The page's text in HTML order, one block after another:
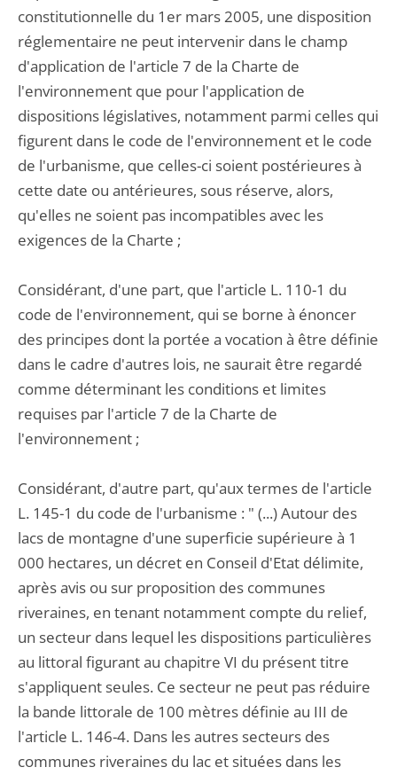
constitutionnelle du 1er mars 2005, une disposition
réglementaire ne peut intervenir dans le champ
d'application de l'article 7 de la Charte de
l'environnement que pour l'application de
dispositions législatives, notamment parmi celles qui
figurent dans le code de l'environnement et le code
de l'urbanisme, que celles-ci soient postérieures à
cette date ou antérieures, sous réserve, alors,
qu'elles ne soient pas incompatibles avec les
exigences de la Charte ;
Considérant, d'une part, que l'article L. 110-1 du
code de l'environnement, qui se borne à énoncer
des principes dont la portée a vocation à être définie
dans le cadre d'autres lois, ne saurait être regardé
comme déterminant les conditions et limites
requises par l'article 7 de la Charte de
l'environnement ;
Considérant, d'autre part, qu'aux termes de l'article
L. 145-1 du code de l'urbanisme : " (...) Autour des
lacs de montagne d'une superficie supérieure à 1
000 hectares, un décret en Conseil d'Etat délimite,
après avis ou sur proposition des communes
riveraines, en tenant notamment compte du relief,
un secteur dans lequel les dispositions particulières
au littoral figurant au chapitre VI du présent titre
s'appliquent seules. Ce secteur ne peut pas réduire
la bande littorale de 100 mètres définie au III de
l'article L. 146-4. Dans les autres secteurs des
communes riveraines du lac et situées dans les